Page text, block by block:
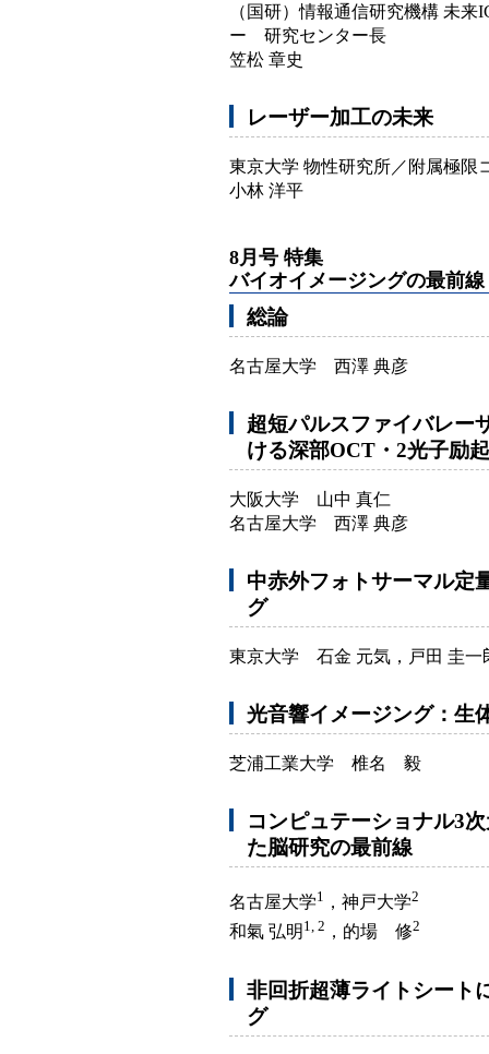
（国研）情報通信研究機構 未
ー 研究センター長
笠松 章史
レーザー加工の未来
東京大学 物性研究所／附属極
小林 洋平
8月号 特集
バイオイメージングの最前線
総論
名古屋大学 西澤 典彦
超短パルスファイバレー
ける深部OCT・2光子励
大阪大学 山中 真仁
名古屋大学 西澤 典彦
中赤外フォトサーマル定
グ
東京大学 石金 元気，戸田 圭一
光音響イメージング：生
芝浦工業大学 椎名 毅
コンピュテーショナル3
た脳研究の最前線
名古屋大学1 ，神戸大学2
和氣 弘明 1, 2 ，的場 修2
非回折超薄ライトシート
グ